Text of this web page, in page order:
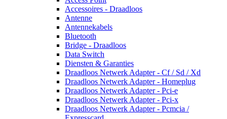
Accessoires - Draadloos
Antenne
Antennekabels
Bluetooth
Bridge - Draadloos
Data Switch
Diensten & Garanties
Draadloos Netwerk Adapter - Cf / Sd / Xd
Draadloos Netwerk Adapter - Homeplug
Draadloos Netwerk Adapter - Pci-e
Draadloos Netwerk Adapter - Pci-x
Draadloos Netwerk Adapter - Pcmcia /